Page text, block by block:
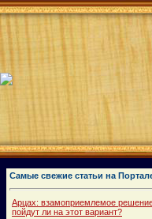
Самые свежие статьи на
Арцах: взамоприемлемое
пойдут ли на этот вариант?